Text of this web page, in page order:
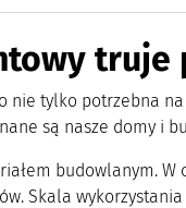
nie tylko potrzebna
są nasze domy i
budowlanym.
Skala